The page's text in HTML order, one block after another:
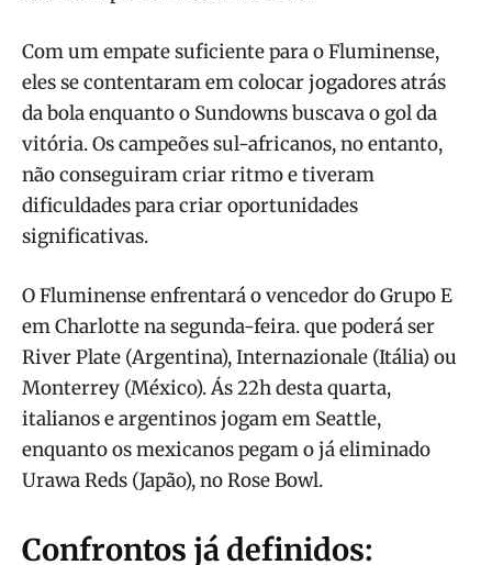
Com um empate suficiente para o Fluminense,
eles se contentaram em colocar jogadores atrás
da bola enquanto o Sundowns buscava o gol da
vitória. Os campeões sul-africanos, no entanto,
não conseguiram criar ritmo e tiveram
dificuldades para criar oportunidades
significativas.
O Fluminense enfrentará o vencedor do Grupo E
em Charlotte na segunda-feira. que poderá ser
River Plate (Argentina), Internazionale (Itália) ou
Monterrey (México). Ás 22h desta quarta,
italianos e argentinos jogam em Seattle,
enquanto os mexicanos pegam o já eliminado
Urawa Reds (Japão), no Rose Bowl.
Confrontos já definidos: